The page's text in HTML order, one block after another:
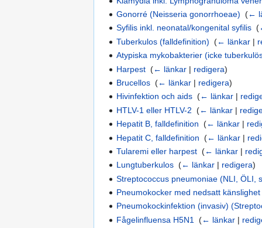
Gonorré (Neisseria gonorrhoeae) ‎(←
Syfilis inkl. neonatal/kongenital syfilis ‎(
Tuberkulos (falldefinition) ‎(← länkar |
Atypiska mykobakterier (icke
Harpest ‎(← länkar | redigera)
Brucellos ‎(← länkar | redigera)
Hivinfektion och aids ‎(← länkar |
HTLV-1 eller HTLV-2 ‎(← länkar |
Hepatit B, falldefinition ‎(← länkar |
Hepatit C, falldefinition ‎(← länkar |
Tularemi eller harpest ‎(← länkar |
Lungtuberkulos ‎(← länkar | redigera)
Streptococcus pneumoniae (NLI, ÖLI,
Pneumokocker med nedsatt
Pneumokockinfektion (invasiv)
Fågelinfluensa H5N1
‎(← länkar |